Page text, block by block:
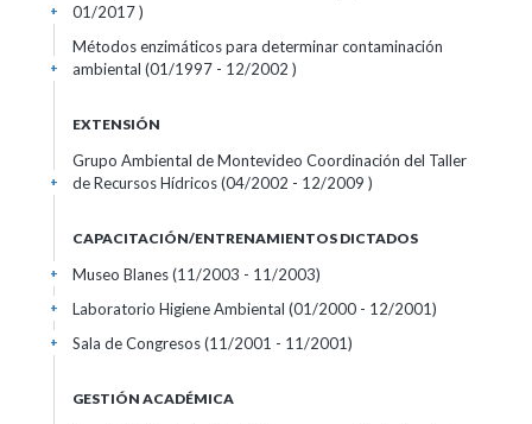
01/2017 )
+
Métodos enzimáticos para determinar contaminación
ambiental (01/1997 - 12/2002 )
+
EXTENSIÓN
Grupo Ambiental de Montevideo Coordinación del Taller
de Recursos Hídricos (04/2002 - 12/2009 )
+
CAPACITACIÓN/ENTRENAMIENTOS DICTADOS
Museo Blanes (11/2003 - 11/2003)
+
Laboratorio Higiene Ambiental (01/2000 - 12/2001)
+
Sala de Congresos (11/2001 - 11/2001)
+
GESTIÓN ACADÉMICA